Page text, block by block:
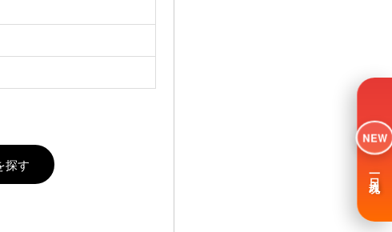
探す
NEW
一日入魂